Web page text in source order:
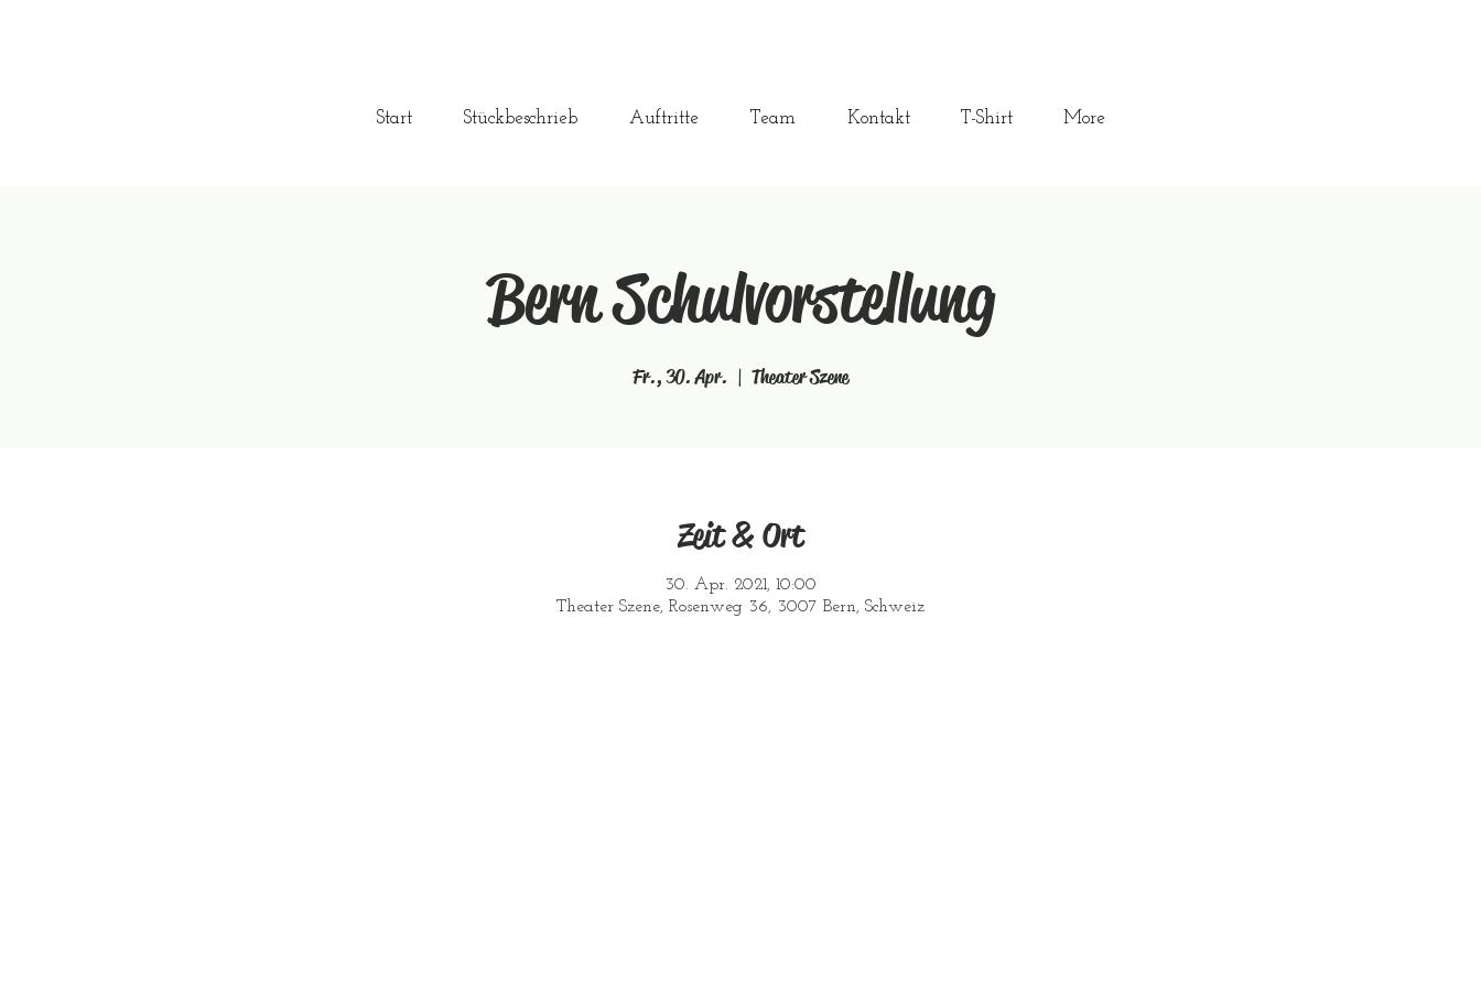
Start Stückbeschrieb Auftritte Team Kontakt T-Shirt More
Bern Schulvorstellung
Fr., 30. Apr.
  |
Theater Szene
Zeit & Ort
30. Apr. 2021, 10:00
Theater Szene, Rosenweg 36, 3007 Bern, Schweiz